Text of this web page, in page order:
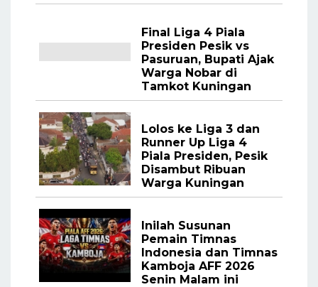
Final Liga 4 Piala
Presiden Pesik vs
Pasuruan, Bupati Ajak
Warga Nobar di
Tamkot Kuningan
Lolos ke Liga 3 dan
Runner Up Liga 4
Piala Presiden, Pesik
Disambut Ribuan
Warga Kuningan
Inilah Susunan
Pemain Timnas
Indonesia dan Timnas
Kamboja AFF 2026
Senin Malam ini